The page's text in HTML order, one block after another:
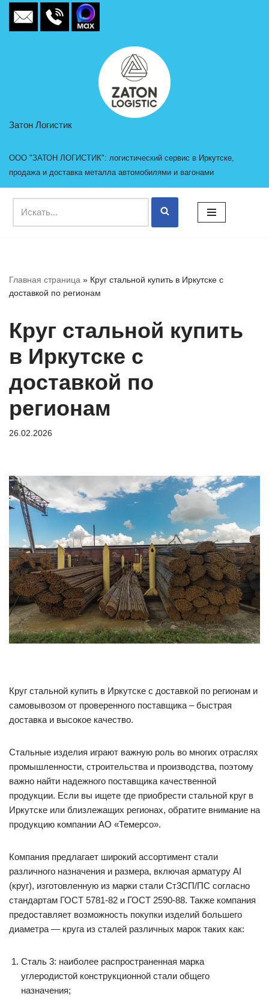
Перейти
Затон Логистик
ООО "ЗАТОН ЛОГИСТИК": логистический сервис в Иркутске,
продажа и доставка металла автомобилями и вагонами
Главная страница » Круг стальной купить в Иркутске с
доставкой по регионам
Круг стальной купить
в Иркутске с
доставкой по
регионам
26.02.2026
Круг стальной купить в Иркутске с доставкой по регионам и
самовывозом от проверенного поставщика – быстрая
доставка и высокое качество.
Стальные изделия играют важную роль во многих отраслях
промышленности, строительства и производства, поэтому
важно найти надежного поставщика качественной
продукции. Если вы ищете где приобрести стальной круг в
Иркутске или близлежащих регионах, обратите внимание на
продукцию компании АО «Темерсо».
Компания предлагает широкий ассортимент стали
различного назначения и размера, включая арматуру AI
(круг), изготовленную из марки стали Ст3СП/ПС согласно
стандартам ГОСТ 5781-82 и ГОСТ 2590-88. Также компания
предоставляет возможность покупки изделий большего
диаметра — круга из сталей различных марок таких как:
Сталь 3: наиболее распространенная марка
углеродистой конструкционной стали общего
назначения;